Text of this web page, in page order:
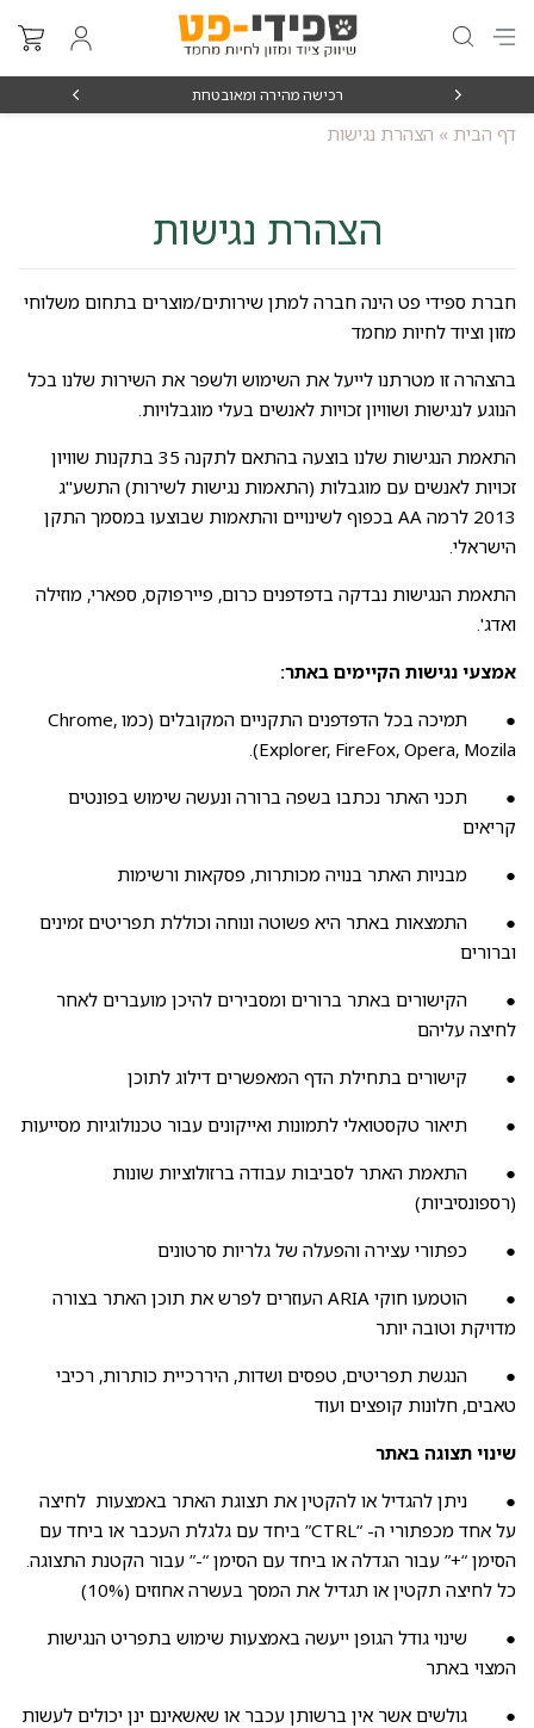
רכישה מהירה ומאובטחת
דף הבית » הצהרת נגישות
הצהרת נגישות
חברת ספידי פט הינה חברה למתן שירותים/מוצרים בתחום משלוחי
מזון וציוד לחיות מחמד
בהצהרה זו מטרתנו לייעל את השימוש ולשפר את השירות שלנו בכל
הנוגע לנגישות ושוויון זכויות לאנשים בעלי מוגבלויות.
התאמת הנגישות שלנו בוצעה בהתאם לתקנה 35 בתקנות שוויון
זכויות לאנשים עם מוגבלות (התאמות נגישות לשירות) התשע"ג
2013 לרמה AA בכפוף לשינויים והתאמות שבוצעו במסמך התקן
הישראלי.
התאמת הנגישות נבדקה בדפדפנים כרום, פיירפוקס, ספארי, מוזילה
ואדג'.
אמצעי נגישות הקיימים באתר:
● תמיכה בכל הדפדפנים התקניים המקובלים (כמו Chrome,
Explorer, FireFox, Opera, Mozila).
● תכני האתר נכתבו בשפה ברורה ונעשה שימוש בפונטים
קריאים
● מבניות האתר בנויה מכותרות, פסקאות ורשימות
● התמצאות באתר היא פשוטה ונוחה וכוללת תפריטים זמינים
וברורים
● הקישורים באתר ברורים ומסבירים להיכן מועברים לאחר
לחיצה עליהם
● קישורים בתחילת הדף המאפשרים דילוג לתוכן
● תיאור טקסטואלי לתמונות ואייקונים עבור טכנולוגיות מסייעות
● התאמת האתר לסביבות עבודה ברזולוציות שונות
(רספונסיביות)
● כפתורי עצירה והפעלה של גלריות סרטונים
● הוטמעו חוקי ARIA העוזרים לפרש את תוכן האתר בצורה
מדויקת וטובה יותר
● הנגשת תפריטים, טפסים ושדות, היררכיית כותרות, רכיבי
טאבים, חלונות קופצים ועוד
שינוי תצוגה באתר
● ניתן להגדיל או להקטין את תצוגת האתר באמצעות לחיצה
על אחד מכפתורי ה- “CTRL” ביחד עם גלגלת העכבר או ביחד עם
הסימן “+” עבור הגדלה או ביחד עם הסימן “-” עבור הקטנת התצוגה.
כל לחיצה תקטין או תגדיל את המסך בעשרה אחוזים (10%)
● שינוי גודל הגופן ייעשה באמצעות שימוש בתפריט הנגישות
המצוי באתר
● גולשים אשר אין ברשותן עכבר או שאשאינם ינן יכולים לעשות